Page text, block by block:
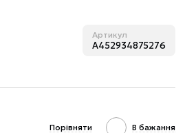
Артикул
A452934875276
Порівняти В бажання